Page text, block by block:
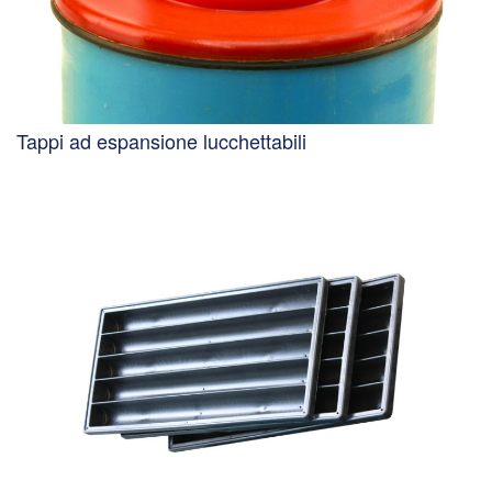
Tappi ad espansione lucchettabili